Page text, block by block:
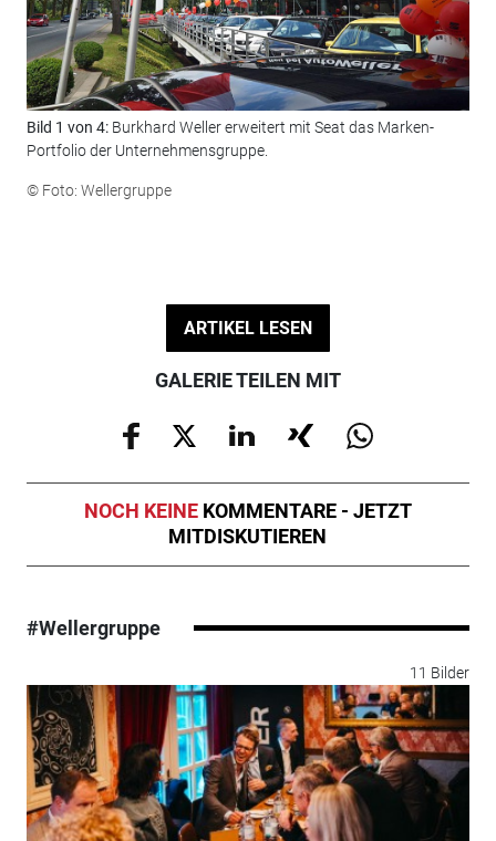
Bild 1 von 4: Burkhard Weller erweitert mit Seat das Marken-
Portfolio der Unternehmensgruppe.
© Foto: Wellergruppe
ARTIKEL LESEN
GALERIE TEILEN MIT
NOCH KEINE KOMMENTARE - JETZT
MITDISKUTIEREN
#Wellergruppe
11 Bilder